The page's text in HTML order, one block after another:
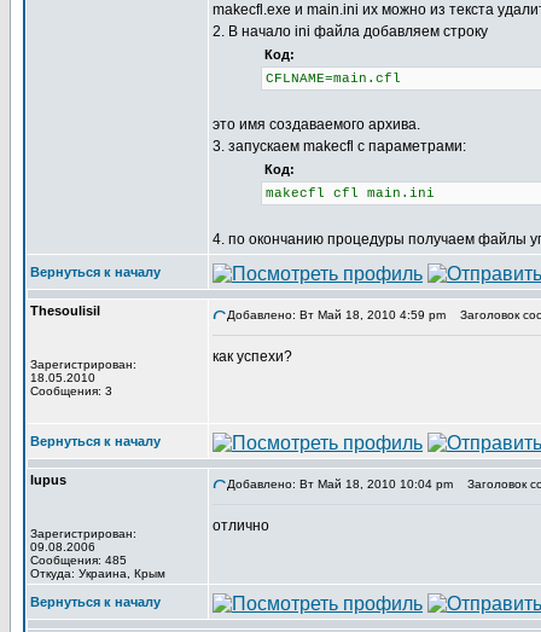
makecfl.exe и main.ini их можно из текста
2. В начало ini файла добавляем строку
Код:
CFLNAME=main.cfl
это имя создаваемого архива.
3. запускаем makecfl с параметрами:
Код:
makecfl cfl main.ini
4. по окончанию процедуры получаем файлы
Вернуться к началу
Thesoulisil
Зарегистрирован:
18.05.2010
Сообщения: 3
Добавлено: Вт Май 18, 2010 4:59 pm Заголовок
как успехи?
Вернуться к началу
lupus
Зарегистрирован:
09.08.2006
Сообщения: 485
Откуда: Украина, Крым
Добавлено: Вт Май 18, 2010 10:04 pm Заголовок
отлично
Вернуться к началу